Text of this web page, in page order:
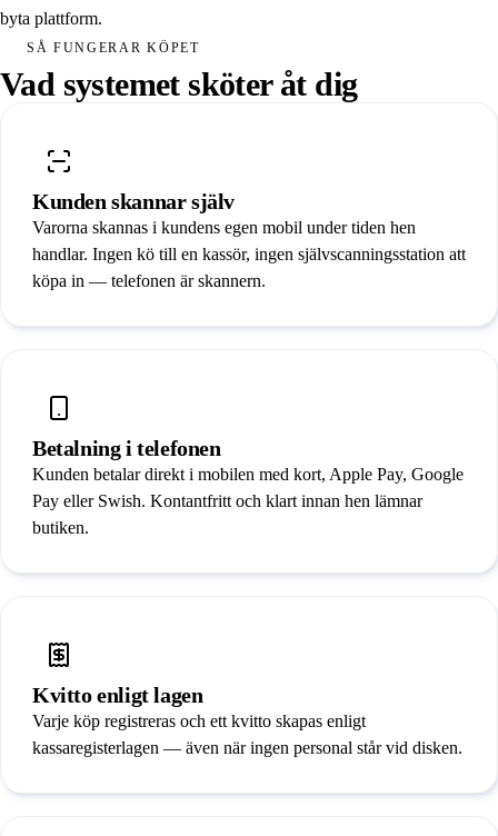
Padel
Se alla lösningar
Hårdvara
Kundcase
Säkerhet
Partners
byta plattform.
SÅ FUNGERAR KÖPET
Vad systemet sköter åt dig
Kunden skannar själv
Varorna skannas i kundens egen mobil under tiden hen
handlar. Ingen kö till en kassör, ingen självscanningsstation att
köpa in — telefonen är skannern.
Betalning i telefonen
Kunden betalar direkt i mobilen med kort, Apple Pay, Google
Pay eller Swish. Kontantfritt och klart innan hen lämnar
butiken.
Kvitto enligt lagen
Varje köp registreras och ett kvitto skapas enligt
kassaregisterlagen — även när ingen personal står vid disken.